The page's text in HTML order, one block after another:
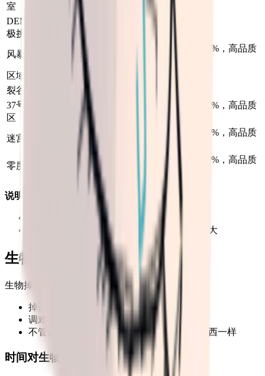
室
概率倍率 +15%
DEMO终
极挑战
标准倍率
风暴区
物品数量倍率 +15%，高品质
概率倍率 +15%
区域Z
标准倍率
裂谷
1.0
标准倍率
37号实验
区
1.15
物品数量倍率 +15%，高品质
概率倍率 +15%
迷宫 1.25
物品数量倍率 +25%，高品质
概率倍率 +25%
零度挑战 1.25
物品数量倍率 +25%，高品质
概率倍率 +25%
说明：
物品数量倍率：数值越高，掉的越多
高品质概率倍率：数值越高，好东西概率越大
生物击杀掉落
生物掉落 难度影响：
掉什么、掉多少全看生物自身的预设配置
调难度不会改变生物掉落表
不管简单还是地狱难度，杀同一只怪掉的东西一样
时间对生物生成的影响